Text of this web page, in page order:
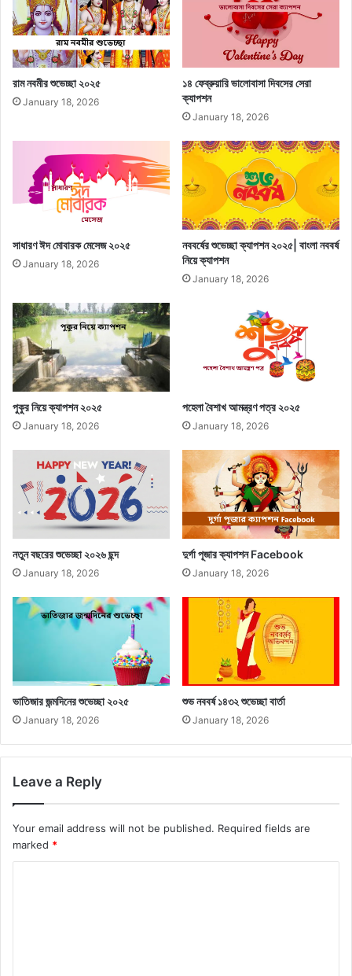
রাম নবমীর শুভেচ্ছা ২০২৫
January 18, 2026
১৪ ফেব্রুয়ারি ভালোবাসা দিবসের সেরা
ক্যাপশন
January 18, 2026
সাধারণ ঈদ মোবারক মেসেজ ২০২৫
January 18, 2026
নববর্ষের শুভেচ্ছা ক্যাপশন ২০২৫| বাংলা নববর্ষ
নিয়ে ক্যাপশন
January 18, 2026
পুকুর নিয়ে ক্যাপশন ২০২৫
January 18, 2026
পহেলা বৈশাখ আমন্ত্রণ পত্র ২০২৫
January 18, 2026
নতুন বছরের শুভেচ্ছা ২০২৬ ছন্দ
January 18, 2026
দুর্গা পূজার ক্যাপশন Facebook
January 18, 2026
ভাতিজার জন্মদিনের শুভেচ্ছা ২০২৫
January 18, 2026
শুভ নববর্ষ ১৪৩২ শুভেচ্ছা বার্তা
January 18, 2026
Leave a Reply
Your email address will not be published. Required fields are
marked *